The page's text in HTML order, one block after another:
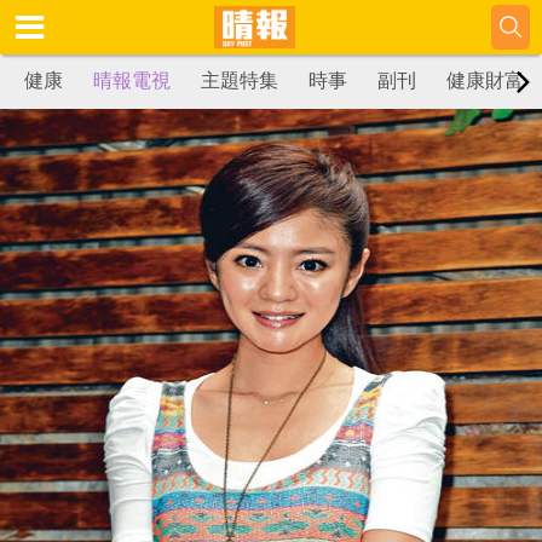
健康 晴報電視 主題特集 時事 副刊 健康財富